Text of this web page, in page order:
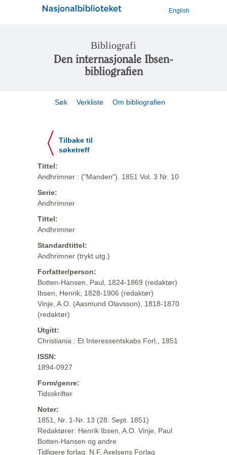
English
Bibliografi
Den internasjonale Ibsen-
bibliografien
Søk Verkliste Om bibliografien
Tilbake til
søketreff
Tittel:
Andhrimner : ("Manden"). 1851 Vol. 3 Nr. 10
Serie:
Andhrimner
Tittel:
Andhrimner
Standardtittel:
Andhrimner (trykt utg.)
Forfatter/person:
Botten-Hansen, Paul, 1824-1869 (redaktør)
Ibsen, Henrik, 1828-1906 (redaktør)
Vinje, A.O. (Aasmund Olavsson), 1818-1870
(redaktør)
Utgitt:
Christiania : Et Interessentskabs Forl., 1851
ISSN:
1894-0927
Form/genre:
Tidsskrifter
Noter:
1851, Nr. 1-Nr. 13 (28. Sept. 1851)
Redaktører: Henrik Ibsen, A.O. Vinje, Paul
Botten-Hansen og andre
Tidligere forlag: N.F. Axelsens Forlag